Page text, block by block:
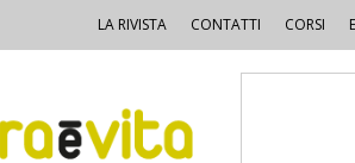
LA RIVISTA CONTATTI CORSI